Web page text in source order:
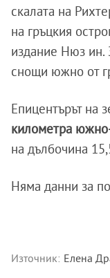
скалата на
на гръцкия
издание Нюз ин.
снощи южно от
Епицентърът на
километра
на дълбочина
Няма данни за
Източник: Елена